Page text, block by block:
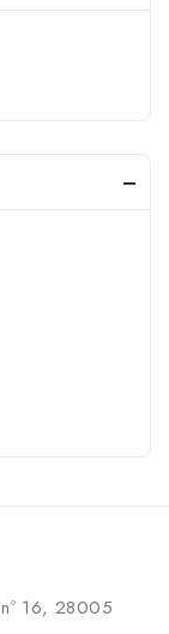
16, 28005